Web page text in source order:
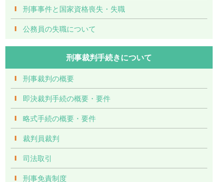
刑事事件と国家資格喪失・失職
公務員の失職について
刑事裁判手続きについて
刑事裁判の概要
即決裁判手続の概要・要件
略式手続の概要・要件
裁判員裁判
司法取引
刑事免責制度